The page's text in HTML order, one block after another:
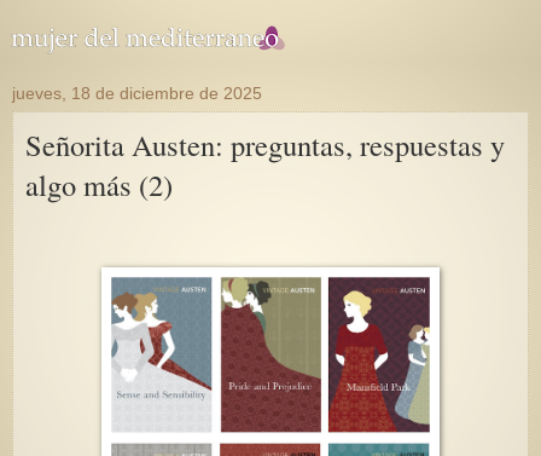
jueves, 18 de diciembre de 2025
Señorita Austen: preguntas, respuestas y
algo más (2)